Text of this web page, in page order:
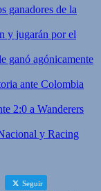
ganadores de la
y jugarán por el
ganó agónicamente
ante Colombia
2:0 a Wanderers
y Racing
Seguir